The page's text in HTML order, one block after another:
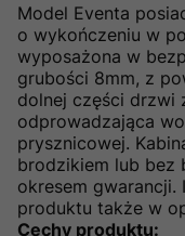
Model Eventa
o wykończeniu w
wyposażona w
grubości 8mm, z
dolnej części drzwi
odprowadzająca
prysznicowej.
brodzikiem lub bez
okresem gwarancji.
produktu także w
Cechy produktu: